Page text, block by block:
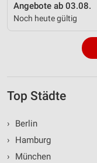
Angebote ab 03.08.
Noch heute gültig
Top Städte
›
Berlin
›
Hamburg
›
München